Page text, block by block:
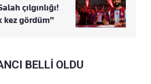
çılgınlığı!
kez gördüm"
BELLİ OLDU